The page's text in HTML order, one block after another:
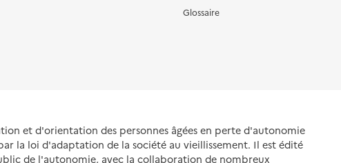
Glossaire
et d'orientation des personnes âgées en perte d'autonomie
la loi d'adaptation de la société au vieillissement. Il est édité
de l'autonomie, avec la collaboration de nombreux